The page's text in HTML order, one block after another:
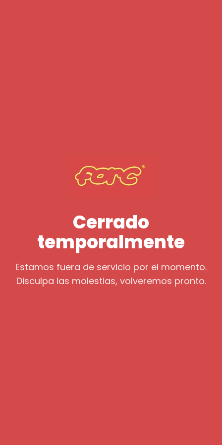
Cerrado
temporalmente
Estamos fuera de servicio por el momento.
Disculpa las molestias, volveremos pronto.